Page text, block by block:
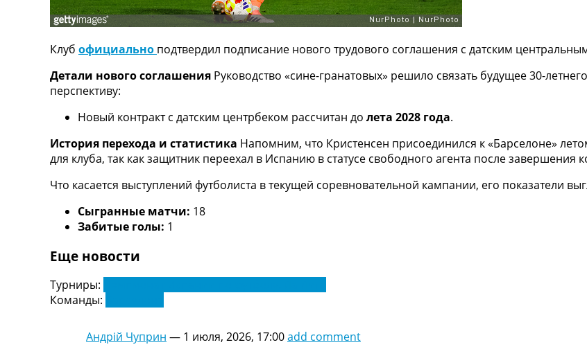
ТВ программа
UA
Categories
Главная
Новости футбола
Видео
Трансферы
Новости футбола Украины
Последние комментарии
Логин
Рейтинги
Коллективный прогноз
Турниры
Чемпионат Мира
Украина. Премьер-Лига
Лига Чемпионов
Клуб официально подтвердил подписание нового трудового соглашения с датским
Детали нового соглашения Руководство «сине-гранатовых» решило связать будущее 30-
перспективу:
Новый контракт с датским центрбеком рассчитан до лета 2028 года.
История перехода и статистика Напомним, что Кристенсен присоединился к «Барселоне»
для клуба, так как защитник переехал в Испанию в статусе свободного агента после завершения
Что касается выступлений футболиста в текущей соревновательной кампании, его показатели
Сыгранные матчи: 18
Забитые голы: 1
Еще новости
Турниры:
Команды:
Андрій Чуприн — 1 июля, 2026, 17:00add comment